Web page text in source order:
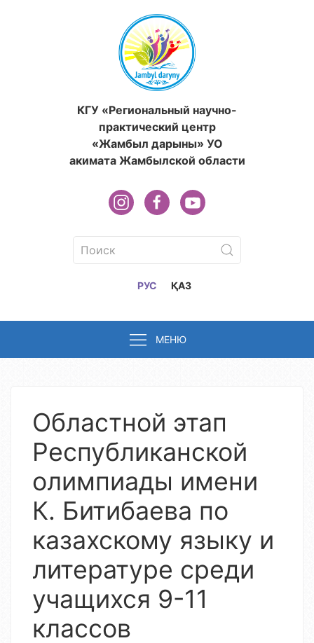
КГУ «Региональный научно-
практический центр
«Жамбыл дарыны» УО
акимата Жамбылской области
РУС ҚАЗ
МЕНЮ
Областной этап
Республиканской
олимпиады имени
К. Битибаева по
казахскому языку и
литературе среди
учащихся 9-11
классов